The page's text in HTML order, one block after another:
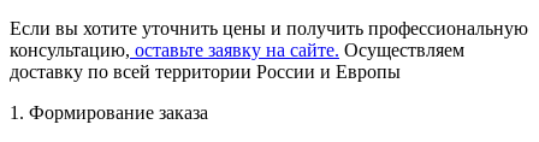
Если вы хотите уточнить цены и получить профессиональную
консультацию, оставьте заявку на сайте. Осуществляем
доставку по всей территории России и Европы
1. Формирование заказа